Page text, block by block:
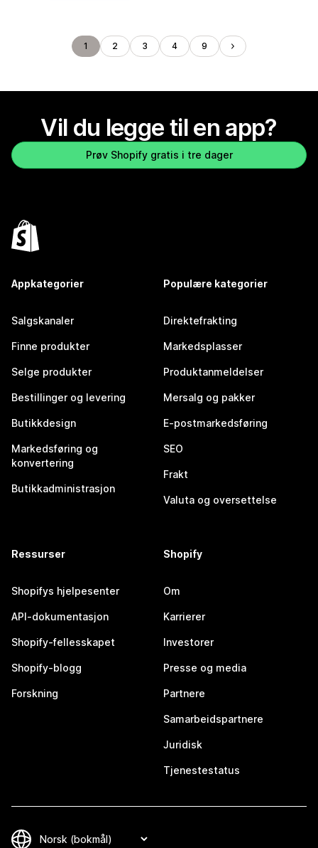
1 2 3 4 9
Vil du legge til en app?
Prøv Shopify gratis i tre dager
Appkategorier
Salgskanaler
Finne produkter
Selge produkter
Bestillinger og levering
Butikkdesign
Markedsføring og
konvertering
Butikkadministrasjon
Populære kategorier
Direktefrakting
Markedsplasser
Produktanmeldelser
Mersalg og pakker
E-postmarkedsføring
SEO
Frakt
Valuta og oversettelse
Ressurser
Shopifys hjelpesenter
API-dokumentasjon
Shopify-fellesskapet
Shopify-blogg
Forskning
Shopify
Om
Karrierer
Investorer
Presse og media
Partnere
Samarbeidspartnere
Juridisk
Tjenestestatus